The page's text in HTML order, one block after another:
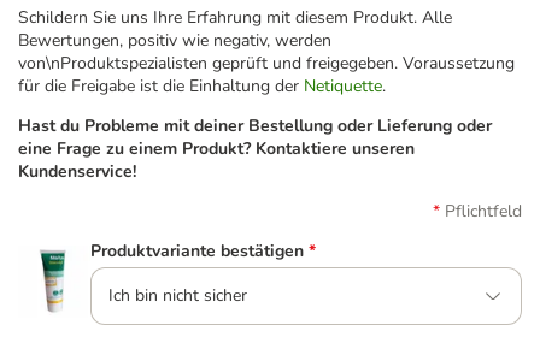
Schildern Sie uns Ihre Erfahrung mit diesem Produkt. Alle
Bewertungen, positiv wie negativ, werden
von\nProduktspezialisten geprüft und freigegeben. Voraussetzung
für die Freigabe ist die Einhaltung der Netiquette.
Hast du Probleme mit deiner Bestellung oder Lieferung oder
eine Frage zu einem Produkt? Kontaktiere unseren
Kundenservice!
Pflichtfeld
Produktvariante bestätigen *
Ich bin nicht sicher